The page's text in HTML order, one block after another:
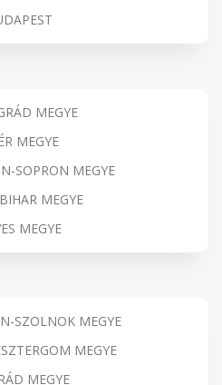
MEGYE
MEGYE
SOPRON MEGYE
MEGYE
MEGYE
SZOLNOK MEGYE
MEGYE
MEGYE